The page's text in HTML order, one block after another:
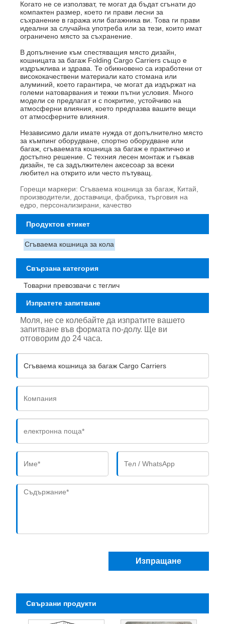
Когато не се използват, те могат да бъдат сгънати до
компактен размер, което ги прави лесни за
съхранение в гаража или багажника ви. Това ги прави
идеални за случайна употреба или за тези, които имат
ограничено място за съхранение.
В допълнение към спестяващия място дизайн,
кошницата за багаж Folding Cargo Carriers също е
издръжлива и здрава. Те обикновено са изработени от
висококачествени материали като стомана или
алуминий, което гарантира, че могат да издържат на
големи натоварвания и тежки пътни условия. Много
модели се предлагат и с покритие, устойчиво на
атмосферни влияния, което предпазва вашите вещи
от атмосферните влияния.
Независимо дали имате нужда от допълнително място
за къмпинг оборудване, спортно оборудване или
багаж, сгъваемата кошница за багаж е практично и
достъпно решение. С техния лесен монтаж и гъвкав
дизайн, те са задължителен аксесоар за всеки
любител на открито или често пътуващ.
Горещи маркери: Сгъваема кошница за багаж, Китай,
производители, доставчици, фабрика, търговия на
едро, персонализирани, качество
Продуктов етикет
Сгъваема кошница за кола
Свързана категория
Товарни превозвачи с теглич
Изпратете запитване
Моля, не се колебайте да изпратите вашето
запитване във формата по-долу. Ще ви
отговорим до 24 часа.
Изпращане
Свързани продукти